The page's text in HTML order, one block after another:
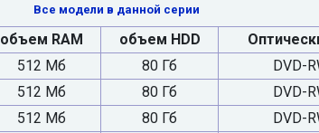
Все модели в данной серии
объем RAM объем HDD
512 Мб 80 Гб
DVD-
512 Мб 80 Гб
DVD-
512 Мб 80 Гб
DVD-